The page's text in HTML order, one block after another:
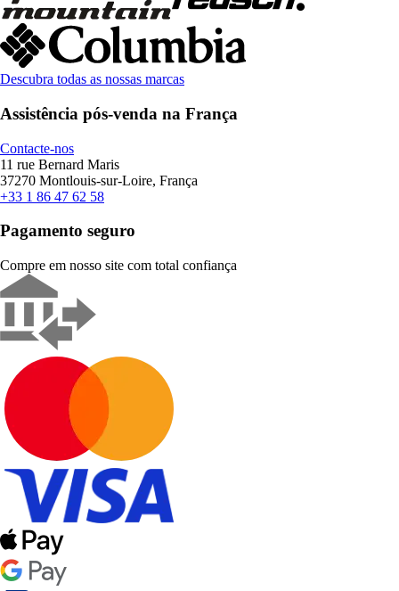
Descubra todas as nossas marcas
Assistência pós-venda na França
Contacte-nos
11 rue Bernard Maris
37270 Montlouis-sur-Loire, França
+33 1 86 47 62 58
Pagamento seguro
Compre em nosso site com total confiança